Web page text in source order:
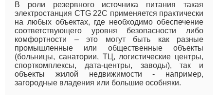
В роли резервного источника питания такая
электростанция CTG 22C применяется практически
на любых объектах, где необходимо обеспечение
соответствующего уровня безопасности либо
комфортности – это могут быть как разные
промышленные или общественные объекты
(больницы, санатории, ТЦ, логистические центры,
спорткомплексы, дата-центры, заводы), так и
объекты жилой недвижимости - например,
загородные владения или большие особняки.